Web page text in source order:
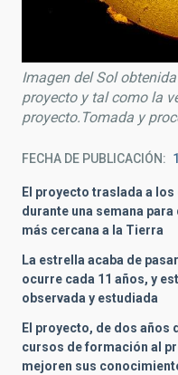
Imagen del Sol
proyecto y tal como la
proyecto.Tomada y
FECHA DE PUBLICACIÓN
El proyecto traslada a
durante una semana
más cercana a la Tierra
La estrella acaba de
ocurre cada 11 años, y
observada y estudiada
El proyecto, de dos años
cursos de formación al
mejoren sus